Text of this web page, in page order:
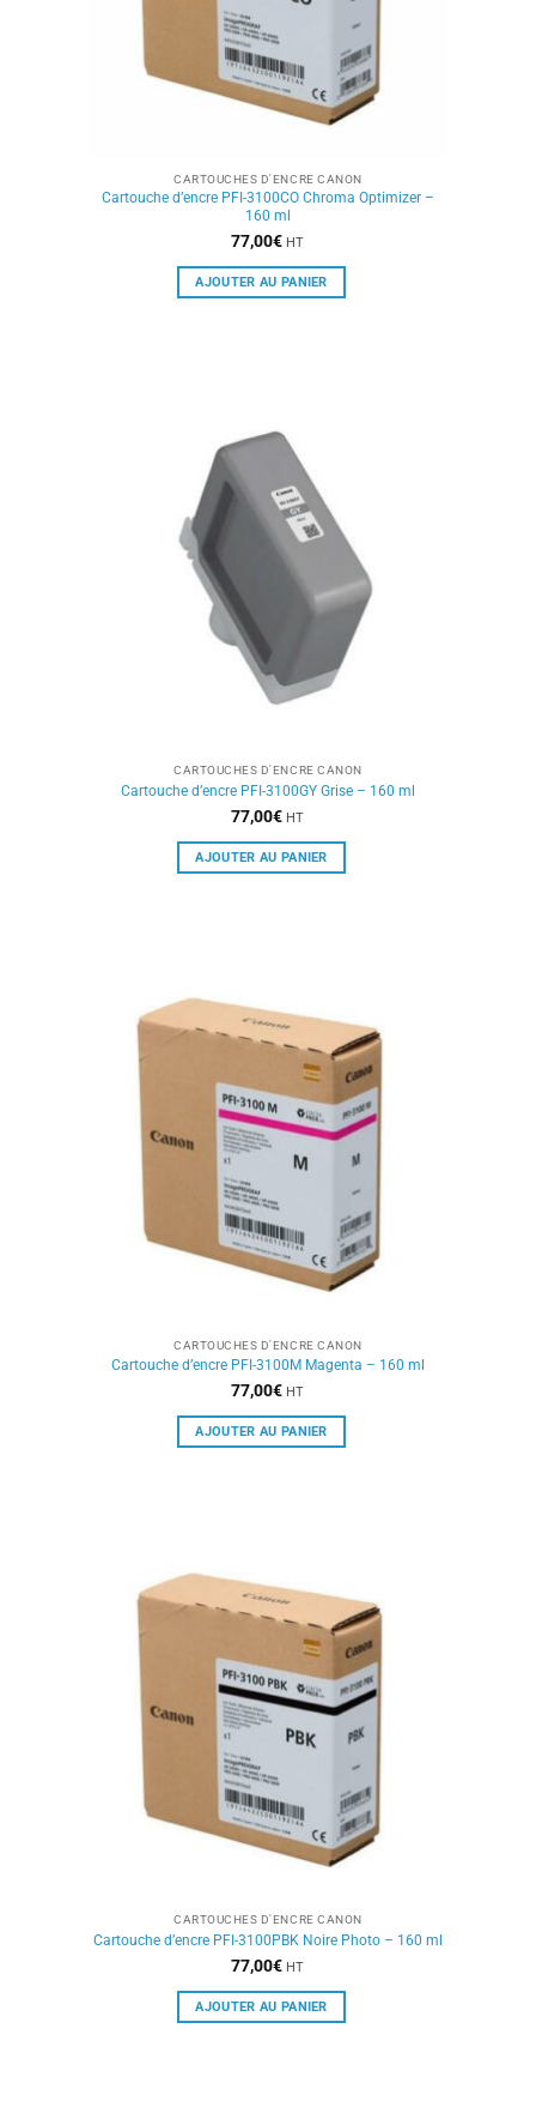
CARTOUCHES D'ENCRE CANON
Cartouche d’encre PFI-3100CO Chroma Optimizer –
160 ml
77,00€ HT
AJOUTER AU PANIER
CARTOUCHES D'ENCRE CANON
Cartouche d’encre PFI-3100GY Grise – 160 ml
77,00€ HT
AJOUTER AU PANIER
CARTOUCHES D'ENCRE CANON
Cartouche d’encre PFI-3100M Magenta – 160 ml
77,00€ HT
AJOUTER AU PANIER
CARTOUCHES D'ENCRE CANON
Cartouche d’encre PFI-3100PBK Noire Photo – 160 ml
77,00€ HT
AJOUTER AU PANIER